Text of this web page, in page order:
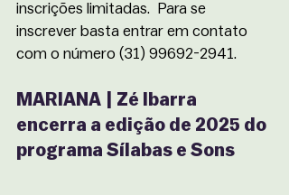
inscrições limitadas.  Para se
inscrever basta entrar em contato
com o número (31) 99692-2941.
MARIANA | Zé Ibarra
encerra a edição de 2025 do
programa Sílabas e Sons